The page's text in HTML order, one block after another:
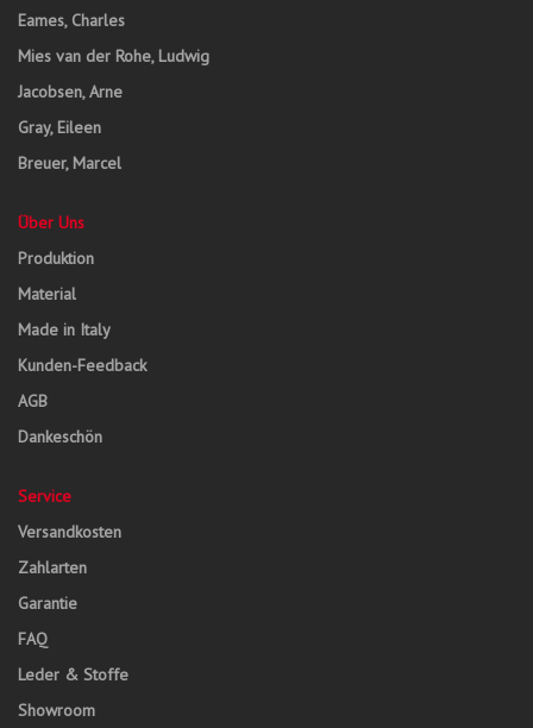
Eames, Charles
Mies van der Rohe, Ludwig
Jacobsen, Arne
Gray, Eileen
Breuer, Marcel
Über Uns
Produktion
Material
Made in Italy
Kunden-Feedback
AGB
Dankeschön
Service
Versandkosten
Zahlarten
Garantie
FAQ
Leder & Stoffe
Showroom